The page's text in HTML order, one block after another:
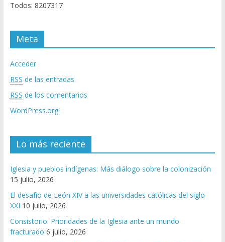
Todos: 8207317
Meta
Acceder
RSS de las entradas
RSS de los comentarios
WordPress.org
Lo más reciente
Iglesia y pueblos indígenas: Más diálogo sobre la colonización
15 julio, 2026
El desafío de León XIV a las universidades católicas del siglo
XXI 10 julio, 2026
Consistorio: Prioridades de la Iglesia ante un mundo
fracturado 6 julio, 2026